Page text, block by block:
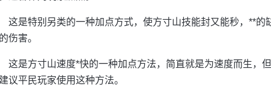
这是特别另类的一种加点方式，使方寸山技能封又能秒，**
伤害。
这是方寸山速度*快的一种加点方法，简直就是为速度而生，
议平民玩家使用这种方法。